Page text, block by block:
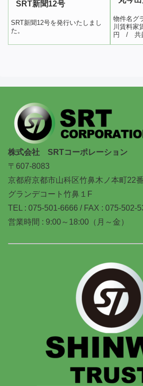
SRT新聞12号
SRT新聞12号を発行いたしまし
た。
物件名グ
川賃料家
円 / 共
会費：
株式会社 SRTコーポレーション
〒607-8083
京都府京都市山科区竹鼻木ノ本町22
グランデコート竹鼻１F
TEL : 075-501-6666 / FAX : 075-502-
営業時間 : 9:00～18:00（月～金）